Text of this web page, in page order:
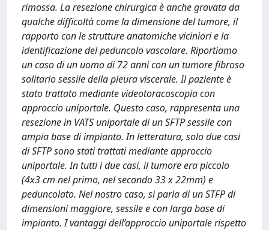
rimossa. La resezione chirurgica è anche gravata da
qualche difficoltà come la dimensione del tumore, il
rapporto con le strutture anatomiche viciniori e la
identificazione del peduncolo vascolare. Riportiamo
un caso di un uomo di 72 anni con un tumore fibroso
solitario sessile della pleura viscerale. Il paziente è
stato trattato mediante videotoracoscopia con
approccio uniportale. Questo caso, rappresenta una
resezione in VATS uniportale di un SFTP sessile con
ampia base di impianto. In letteratura, solo due casi
di SFTP sono stati trattati mediante approccio
uniportale. In tutti i due casi, il tumore era piccolo
(4x3 cm nel primo, nel secondo 33 x 22mm) e
peduncolato. Nel nostro caso, si parla di un STFP di
dimensioni maggiore, sessile e con larga base di
impianto. I vantaggi dell’approccio uniportale rispetto